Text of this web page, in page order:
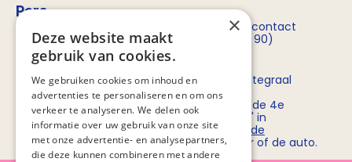
Pers
Voor persvragen over Stichting PZNL kun je contact
opnemen metRob Bruntink(06 - 55 52 72 90)
Routebeschrijving
Stichting PZNL deelt het kantoor met het Integraal
Kankercentrum Nederland (IKNL). Ons
kantoor/vergadercentrum bevindt zich op de 4e
verdieping van kantoorgebouw 'De Utrecht' in
winkelcentrum Hoog Catharijne. Bekijk
hier de
routebeschrijvingenvoor openbaar vervoer of de auto.
×
Deze website maakt
gebruik van cookies.
We gebruiken cookies om inhoud en
advertenties te personaliseren en om ons
verkeer te analyseren. We delen ook
informatie over uw gebruik van onze site
met onze advertentie- en analysepartners,
die deze kunnen combineren met andere